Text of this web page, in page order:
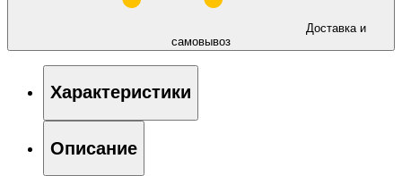
Доставка и
самовывоз
Характеристики
Описание